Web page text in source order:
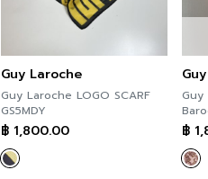
Guy Laroche
Guy Laroche LOGO SCARF
GS5MDY
฿1,800.00
Guy
฿